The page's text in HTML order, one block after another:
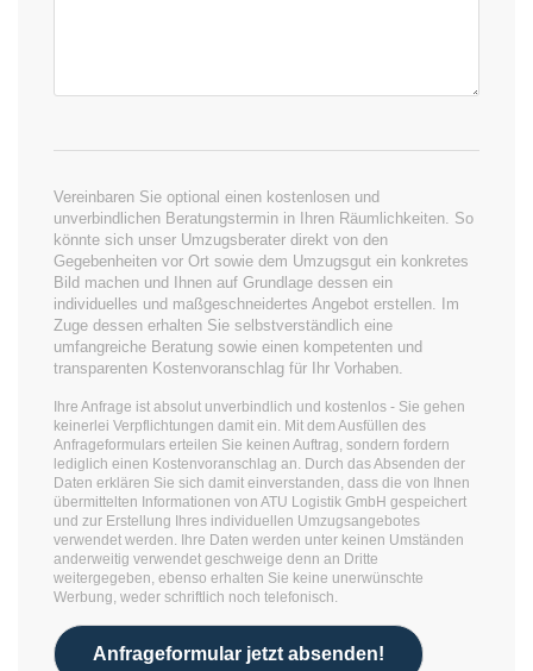
Vereinbaren Sie optional einen kostenlosen und
unverbindlichen Beratungstermin in Ihren Räumlichkeiten. So
könnte sich unser Umzugsberater direkt von den
Gegebenheiten vor Ort sowie dem Umzugsgut ein konkretes
Bild machen und Ihnen auf Grundlage dessen ein
individuelles und maßgeschneidertes Angebot erstellen. Im
Zuge dessen erhalten Sie selbstverständlich eine
umfangreiche Beratung sowie einen kompetenten und
transparenten Kostenvoranschlag für Ihr Vorhaben.
Ihre Anfrage ist absolut unverbindlich und kostenlos - Sie gehen
keinerlei Verpflichtungen damit ein. Mit dem Ausfüllen des
Anfrageformulars erteilen Sie keinen Auftrag, sondern fordern
lediglich einen Kostenvoranschlag an. Durch das Absenden der
Daten erklären Sie sich damit einverstanden, dass die von Ihnen
übermittelten Informationen von ATU Logistik GmbH gespeichert
und zur Erstellung Ihres individuellen Umzugsangebotes
verwendet werden. Ihre Daten werden unter keinen Umständen
anderweitig verwendet geschweige denn an Dritte
weitergegeben, ebenso erhalten Sie keine unerwünschte
Werbung, weder schriftlich noch telefonisch.
Anfrageformular jetzt absenden!